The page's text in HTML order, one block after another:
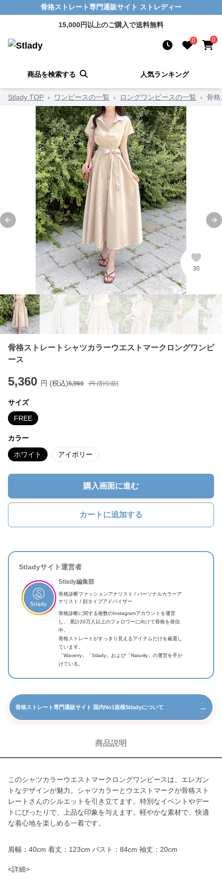
骨格ストレート専門通販サイト ストレディー
15,000円以上のご購入で送料無料
0 0
商品を検索する 人気ランキング
Stlady TOP › ワンピースの一覧 › ロングワンピースの一覧 › 骨格
Previous slide
30
骨格ストレートシャツカラーウエストマークロングワンピ
ース
5,360 円 (税込)5,960 円 (割引前)
サイズ
FREE
カラー
ホワイト アイボリー
購入画面に進む
カートに追加する
Stladyサイト運営者
Stlady編集部
骨格診断ファッションアナリスト / パーソナルカラーア
ナリスト / 顔タイプアドバイザー
骨格診断に関する複数のInstagramアカウントを運営
し、 累計20万人以上のフォロワーに向けて骨格を発信
中。
骨格ストレートがすっきり見えるアイテムだけを厳選し
ています。
「Waverry」「Stlady」および「Naturily」の運営を手が
けている。
骨格ストレート専門通販サイト 国内No1規模Stladyについて →
商品説明
このシャツカラーウエストマークロングワンピースは、エレガン
トなデザインが魅力。シャツカラーとウエストマークが骨格スト
レートさんのシルエットを引き立てます。特別なイベントやデー
トにぴったりで、上品な印象を与えます。軽やかな素材で、快適
な着心地を楽しめる一着です。
肩幅：40cm 着丈：123cm バスト：84cm 袖丈：20cm
<詳細>